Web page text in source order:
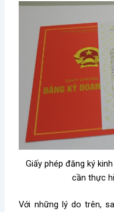
Giấy phép đăng ký
cần thực
Với những lý do trên,